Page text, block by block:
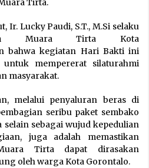
Tirta.
Ir. Lucky Paudi, S.T., M.Si selaku
Muara Tirta Kota
bahwa kegiatan Hari Bakti ini
mempererat silaturahmi
masyarakat.
melalui penyaluran beras di
seribu paket sembako
sebagai wujud kepedulian
juga adalah memastikan
Tirta dapat dirasakan
oleh warga Kota Gorontalo.